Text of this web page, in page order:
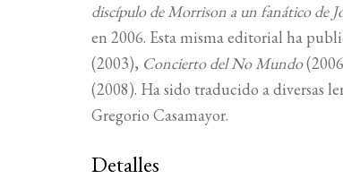
discípulo de Morrison a un fanático de
en 2006. Esta misma editorial ha
(2003), Concierto del No Mundo
(2008). Ha sido traducido a diversas
Gregorio Casamayor.
Detalles